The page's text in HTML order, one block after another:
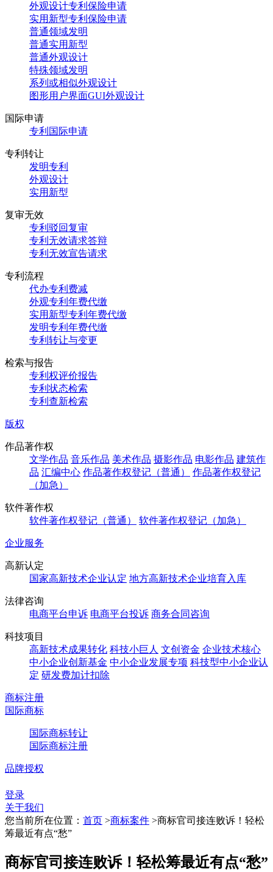
外观设计专利保险申请
实用新型专利保险申请
普通领域发明
普通实用新型
普通外观设计
特殊领域发明
系列或相似外观设计
图形用户界面GUI外观设计
国际申请
专利国际申请
专利转让
发明专利
外观设计
实用新型
复审无效
专利驳回复审
专利无效请求答辩
专利无效宣告请求
专利流程
代办专利费减
外观专利年费代缴
实用新型专利年费代缴
发明专利年费代缴
专利转让与变更
检索与报告
专利权评价报告
专利状态检索
专利查新检索
版权
作品著作权
文学作品 音乐作品 美术作品 摄影作品 电影作品 建筑作
品 汇编中心 作品著作权登记（普通）
作品著作权登记
（加急）
软件著作权
软件著作权登记（普通）
软件著作权登记（加急）
企业服务
高新认定
国家高新技术企业认定 地方高新技术企业培育入库
法律咨询
电商平台申诉 电商平台投诉 商务合同咨询
科技项目
高新技术成果转化 科技小巨人 文创资金 企业技术核心
中小企业创新基金 中小企业发展专项 科技型中小企业认
定 研发费加计扣除
商标注册
国际商标
国际商标转让
国际商标注册
品牌授权
登录
关于我们
您当前所在位置： 首页 >商标案件 >商标官司接连败诉！轻松
筹最近有点“愁”
商标官司接连败诉！轻松筹最近有点“愁”